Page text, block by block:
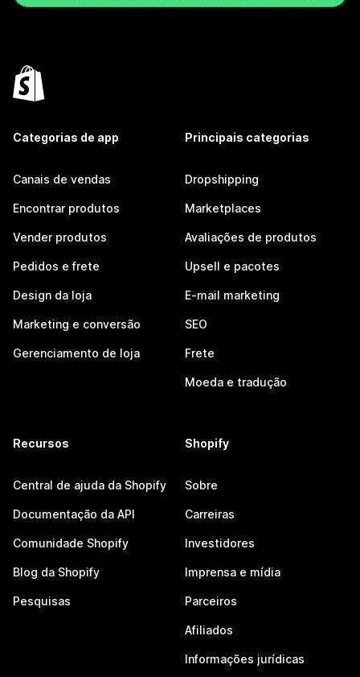
Categorias de app
Canais de vendas
Encontrar produtos
Vender produtos
Pedidos e frete
Design da loja
Marketing e conversão
Gerenciamento de loja
Principais categorias
Dropshipping
Marketplaces
Avaliações de produtos
Upsell e pacotes
E-mail marketing
SEO
Frete
Moeda e tradução
Recursos
Central de ajuda da Shopify
Documentação da API
Comunidade Shopify
Blog da Shopify
Pesquisas
Shopify
Sobre
Carreiras
Investidores
Imprensa e mídia
Parceiros
Afiliados
Informações jurídicas